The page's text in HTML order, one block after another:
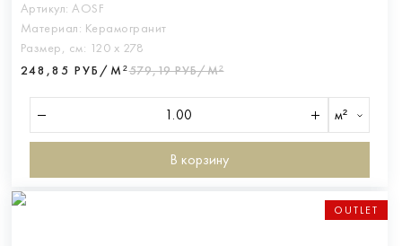
Артикул: AOSF
Материал: Керамогранит
Размер, см: 120 х 278
248,85 РУБ/М²579,19 РУБ/М²
м²
В корзину
OUTLET